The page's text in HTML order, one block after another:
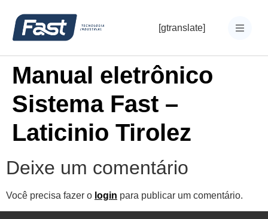
[gtranslate]
Manual eletrônico
Sistema Fast –
Laticinio Tirolez
Deixe um comentário
Você precisa fazer o login para publicar um comentário.